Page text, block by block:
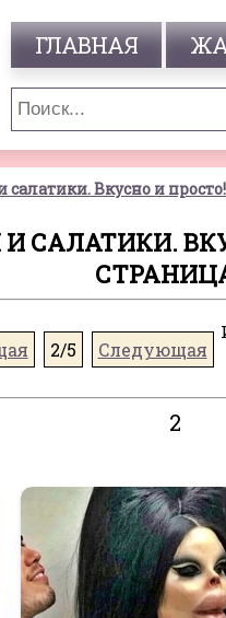
ГЛАВНАЯ
Вкусно и просто!
САЛАТИКИ.
2/5 Следующая
2